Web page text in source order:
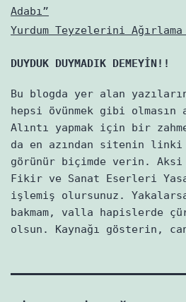
Adabı”
Yurdum Teyzelerini Ağırlama
DUYDUK DUYMADIK DEMEYİN!!
Bu blogda yer alan
hepsi övünmek gibi
Alıntı yapmak için bir
da en azından sitenin linki
görünür biçimde verin. Aksi
Fikir ve Sanat Eserleri
işlemiş olursunuz.
bakmam, valla hapislerde
olsun. Kaynağı gösterin,